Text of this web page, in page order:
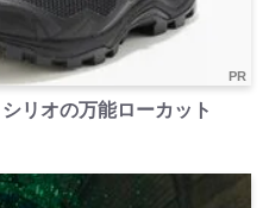
PR
リオの万能ローカット